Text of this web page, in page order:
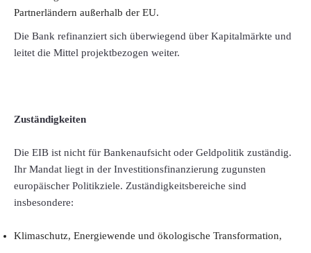
Partnerländern außerhalb der EU.
Die Bank refinanziert sich überwiegend über Kapitalmärkte und
leitet die Mittel projektbezogen weiter.
Zuständigkeiten
Die EIB ist nicht für Bankenaufsicht oder Geldpolitik zuständig.
Ihr Mandat liegt in der Investitionsfinanzierung zugunsten
europäischer Politikziele. Zuständigkeitsbereiche sind
insbesondere:
Klimaschutz, Energiewende und ökologische Transformation,